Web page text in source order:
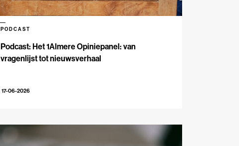
Podcast: Het 1Almere Opiniepanel: van
vragenlijst tot nieuwsverhaal
PODCAST
17-06-2026